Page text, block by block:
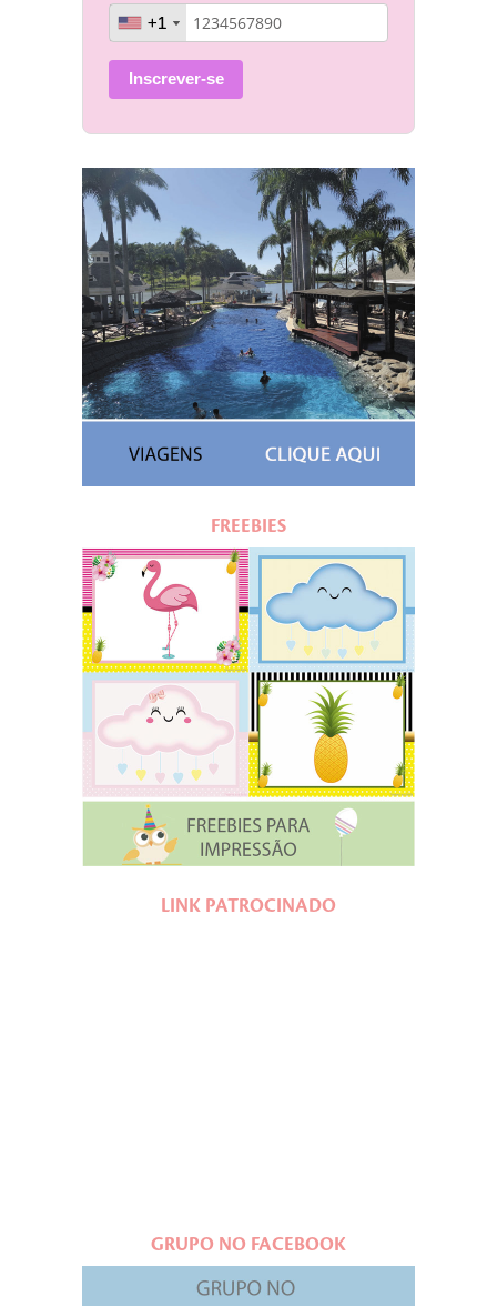
+1
+1
Inscrever-se
FREEBIES
LINK PATROCINADO
GRUPO NO FACEBOOK